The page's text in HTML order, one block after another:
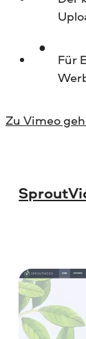
Für
Zu Vimeo